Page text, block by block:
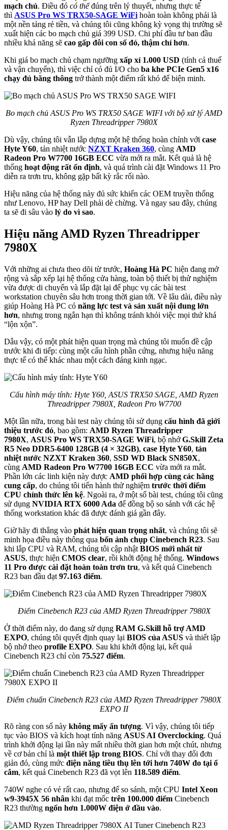
mạch chủ. Điều đó có thểđúng trên lý thuyết, nhưng thực tế
thì ASUS Pro WS TRX50-SAGE WiFi hoàn toàn không phải là
một nền tảng rẻ tiền, và chúng tôi cũng không kỳ vọng thị trường sẽ
xuất hiện các bo mạch chủ giá 399 USD. Chi phí đầu tư ban đầu
nhiều khả năng sẽ cao gấp đôi con số đó, thậm chí hơn.
Khi giá bo mạch chủ chạm ngưỡng xấp xỉ 1.000 USD (tính cả thuế
và vận chuyển), thì việc chỉ có đủ I/O cho ba khe PCIe Gen5 x16
chạy đủ băng thông trở thành một điểm rất khó để biện minh.
Bo mạch chủ ASUS Pro WS TRX50 SAGE WIFI với bộ xử lý AMD
Ryzen Threadripper 7980X
Dù vậy, chúng tôi vẫn lắp dựng một hệ thống hoàn chỉnh với case
Hyte Y60, tản nhiệt nước NZXT Kraken 360, cùng AMD
Radeon Pro W7700 16GB ECC vừa mới ra mắt. Kết quả là hệ
thống hoạt động rất ổn định, và quá trình cài đặt Windows 11 Pro
diễn ra trơn tru, không gặp bất kỳ rắc rối nào.
Hiệu năng của hệ thống này đủ sức khiến các OEM truyền thống
như Lenovo, HP hay Dell phải dè chừng. Và ngay sau đây, chúng
ta sẽ đi sâu vào lý do vì sao.
Hiệu năng AMD Ryzen Threadripper
7980X
Với những ai chưa theo dõi từ trước, Hoàng Hà PC hiện đang mở
rộng và sắp xếp lại hệ thống cửa hàng, toàn bộ thiết bị thử nghiệm
vừa được di chuyển và lắp đặt lại để phục vụ các bài test
workstation chuyên sâu hơn trong thời gian tới. Về lâu dài, điều này
giúp Hoàng Hà PC có năng lực test và sản xuất nội dung lớn
hơn, nhưng trong ngắn hạn thì không tránh khỏi việc mọi thứ khá
“lộn xộn”.
Dẫu vậy, có một phát hiện quan trọng mà chúng tôi muốn đề cập
trước khi đi tiếp: cùng một cấu hình phần cứng, nhưng hiệu năng
thực tế có thể khác nhau một cách đáng kinh ngạc.
Cấu hình máy tính: Hyte Y60, ASUS TRX50 SAGE, AMD Ryzen
Threadripper 7980X, Radeon Pro W7700
Một lần nữa, trong bài test này chúng tôi sử dụng cấu hình đã giới
thiệu trước đó, bao gồm: AMD Ryzen Threadripper
7980X, ASUS Pro WS TRX50-SAGE WiFi, bộ nhớG.Skill Zeta
R5 Neo DDR5-6400 128GB (4 × 32GB), case Hyte Y60, tản
nhiệt nước NZXT Kraken 360, SSD WD Black SN850X,
cùng AMD Radeon Pro W7700 16GB ECC vừa mới ra mắt.
Phần lớn các linh kiện này được AMD phối hợp cùng các hãng
cung cấp, do chúng tôi tiến hành thử nghiệm trước thời điểm
CPU chính thức lên kệ. Ngoài ra, ở một số bài test, chúng tôi cũng
sử dụng NVIDIA RTX 6000 Ada để đồng bộ so sánh với các hệ
thống workstation khác đã được đánh giá gần đây.
Giờ hãy đi thẳng vào phát hiện quan trọng nhất, và chúng tôi sẽ
minh họa điều này thông qua bốn ảnh chụp Cinebench R23. Sau
khi lắp CPU và RAM, chúng tôi cập nhật BIOS mới nhất từ
ASUS, thực hiện CMOS clear, rồi khởi động hệ thống. Windows
11 Pro được cài đặt hoàn toàn trơn tru, và kết quả Cinebench
R23 ban đầu đạt 97.163 điểm.
Điểm Cinebench R23 của AMD Ryzen Threadripper 7980X
Ở thời điểm này, do đang sử dụng RAM G.Skill hỗ trợ AMD
EXPO, chúng tôi quyết định quay lại BIOS của ASUS và thiết lập
bộ nhớ theo profile EXPO. Sau khi khởi động lại, kết quả
Cinebench R23 chỉ còn 75.527 điểm.
Điểm chuẩn Cinebench R23 của AMD Ryzen Threadripper 7980X
EXPO II
Rõ ràng con số này không mấy ấn tượng. Vì vậy, chúng tôi tiếp
tục vào BIOS và kích hoạt tính năng ASUS AI Overclocking. Quá
trình khởi động lại lần này mất nhiều thời gian hơn một chút, nhưng
về cơ bản chỉ là một thiết lập trong BIOS. Chỉ với thay đổi đơn
giản đó, cùng mức điện năng tiêu thụ lên tới hơn 740W đo tại ổ
cắm, kết quả Cinebench R23 đã vọt lên 118.589 điểm.
740W nghe có vẻ rất cao, nhưng để so sánh, một CPU Intel Xeon
w9-3945X 56 nhân khi đạt mốc trên 100.000 điểm Cinebench
R23 thường ngốn hơn 1.000W điện ở đầu vào.